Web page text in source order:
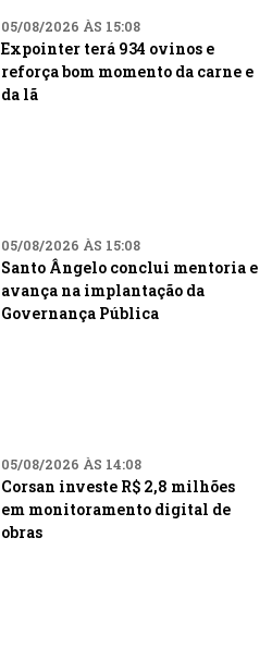
05/08/2026 ÀS 15:08
Expointer terá 934 ovinos e
reforça bom momento da carne e
da lã
05/08/2026 ÀS 15:08
Santo Ângelo conclui mentoria e
avança na implantação da
Governança Pública
05/08/2026 ÀS 14:08
Corsan investe R$ 2,8 milhões
em monitoramento digital de
obras